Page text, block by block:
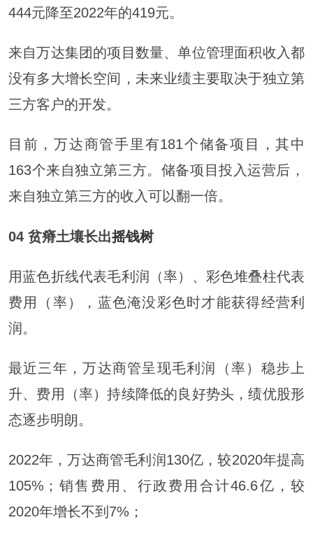
444元降至2022年的419元。
来自万达集团的项目数量、单位管理面积收入都
没有多大增长空间，未来业绩主要取决于独立第
三方客户的开发。
目前，万达商管手里有181个储备项目，其中
163个来自独立第三方。储备项目投入运营后，
来自独立第三方的收入可以翻一倍。
04 贫瘠土壤长出摇钱树
用蓝色折线代表毛利润（率）、彩色堆叠柱代表
费用（率），蓝色淹没彩色时才能获得经营利
润。
最近三年，万达商管呈现毛利润（率）稳步上
升、费用（率）持续降低的良好势头，绩优股形
态逐步明朗。
2022年，万达商管毛利润130亿，较2020年提高
105%；销售费用、行政费用合计46.6亿，较
2020年增长不到7%；